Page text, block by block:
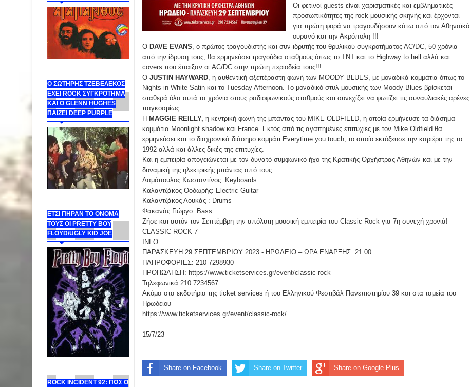
Ο ΣΩΤΗΡΗΣ ΤΖΕΒΕΛΕΚΟΣ
ΕΧΕΙ ROCK ΣΥΓΚΡΟΤΗΜΑ
ΚΑΙ Ο GLENN HUGHES
ΠΑΙΖΕΙ DEEP PURPLE
ΕΤΣΙ ΠΗΡΑΝ ΤΟ ΟΝΟΜΑ
ΤΟΥΣ ΟΙ PRETTY BOY
FLOYD/UGLY KID JOE
ROCK INCIDENT 92: ΠΩΣ Ο
Οι φετινοί guests είναι χαρισματικές και εμβληματικές
προσωπικότητες της rock μουσικής σκηνής και έρχονται
για πρώτη φορά να τραγουδήσουν κάτω από τον Αθηναϊκό
ουρανό και την Ακρόπολη !!!
Ο DAVE EVANS, ο πρώτος τραγουδιστής και συν-ιδρυτής τoυ θρυλικού συγκροτήματος ΑC/DC, 50 χρόνια
από την ίδρυση τους, θα ερμηνεύσει τραγούδια σταθμούς όπως το TNT και το Highway to hell αλλά και
covers που έπαιξαν οι AC/DC στην πρώτη περιοδεία τους!!!
O JUSTIN HAYWARD, η αυθεντική αξεπέραστη φωνή των MOODY BLUES, με μοναδικά κομμάτια όπως το
Nights in White Satin και το Tuesday Afternoon. Το μοναδικό στυλ μουσικής των Moody Blues βρίσκεται
σταθερά όλα αυτά τα χρόνια στους ραδιοφωνικούς σταθμούς και συνεχίζει να φωτίζει τις συναυλιακές αρένες
παγκοσμίως.
Η MAGGIE REILLY, η κεντρική φωνή της μπάντας του MIKE OLDFIELD, η οποία ερμήνευσε τα διάσημα
κομμάτια Moonlight shadow και France. Εκτός από τις αγαπημένες επιτυχίες με τον Mike Oldfield θα
ερμηνεύσει και το διαχρονικά διάσημο κομμάτι Everytime you touch, το οποίο εκτόξευσε την καριέρα της το
1992 αλλά και άλλες δικές της επιτυχίες.
Και η εμπειρία απογειώνεται με τον δυνατό συμφωνικό ήχο της Κρατικής Ορχήστρας Αθηνών και με την
δυναμική της ηλεκτρικής μπάντας από τους:
Δαμόπουλος Κωσταντίνος: Keyboards
Καλαντζάκος Θοδωρής: Electric Guitar
Καλαντζάκος Λουκάς : Drums
Φακανάς Γιώργο: Bass
Ζήσε και αυτόν τον Σεπτέμβρη την απόλυτη μουσική εμπειρία του Classic Rock για 7η συνεχή χρονιά!
CLASSIC ROCK 7
INFO
ΠΑΡΑΣΚΕΥΗ 29 ΣΕΠΤΕΜΒΡΙΟΥ 2023 - ΗΡΩΔΕΙΟ – ΩΡΑ ΕΝΑΡΞΗΣ :21.00
ΠΛΗΡΟΦΟΡΙΕΣ: 210 7298930
ΠΡΟΠΩΛΗΣΗ: https://www.ticketservices.gr/event/classic-rock
Τηλεφωνικά 210 7234567
Ακόμα στα εκδοτήρια της ticket services ή του Ελληνικού Φεστιβάλ Πανεπιστημίου 39 και στα ταμεία του
Ηρωδείου
https://www.ticketservices.gr/event/classic-rock/
15/7/23
Share on Facebook Share on Twitter Share on Google Plus